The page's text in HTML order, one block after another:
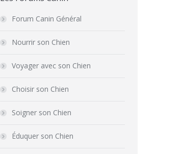
Forum Canin Général
Nourrir son Chien
Voyager avec son Chien
Choisir son Chien
Soigner son Chien
Éduquer son Chien